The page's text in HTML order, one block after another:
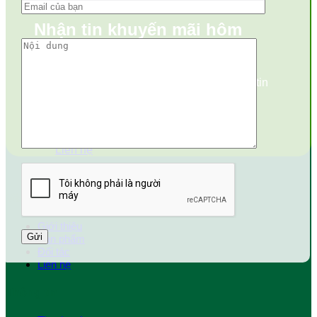
Nhận tin khuyến mãi hôm
nay?
Vui lòng điền số điện thoại, chúng tôi sẽ gửi tin
Liên hệ
Về chúng tôi
Giới thiệu
Sản phẩm
Đối tác
Liên hệ